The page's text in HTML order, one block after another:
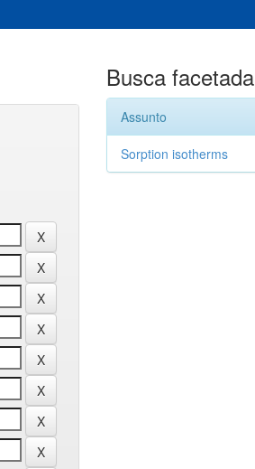
Busca facetada
Assunto
Sorption isotherms